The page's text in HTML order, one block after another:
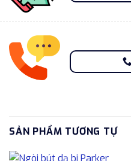
SẢN PHẨM TƯƠNG TỰ